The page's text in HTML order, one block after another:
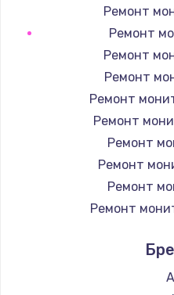
от
от
от
от
Ремонт
Ремонт
Ремонт
Ремонт
Ремонт
Ремонт
Ремонт
Ремонт
Ремонт
Ремонт
Ремонт
Ремонт